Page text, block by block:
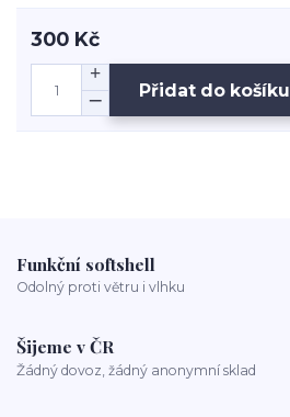
300 Kč
Přidat do košíku
Funkční softshell
Odolný proti větru i vlhku
Šijeme v ČR
Žádný dovoz, žádný anonymní sklad